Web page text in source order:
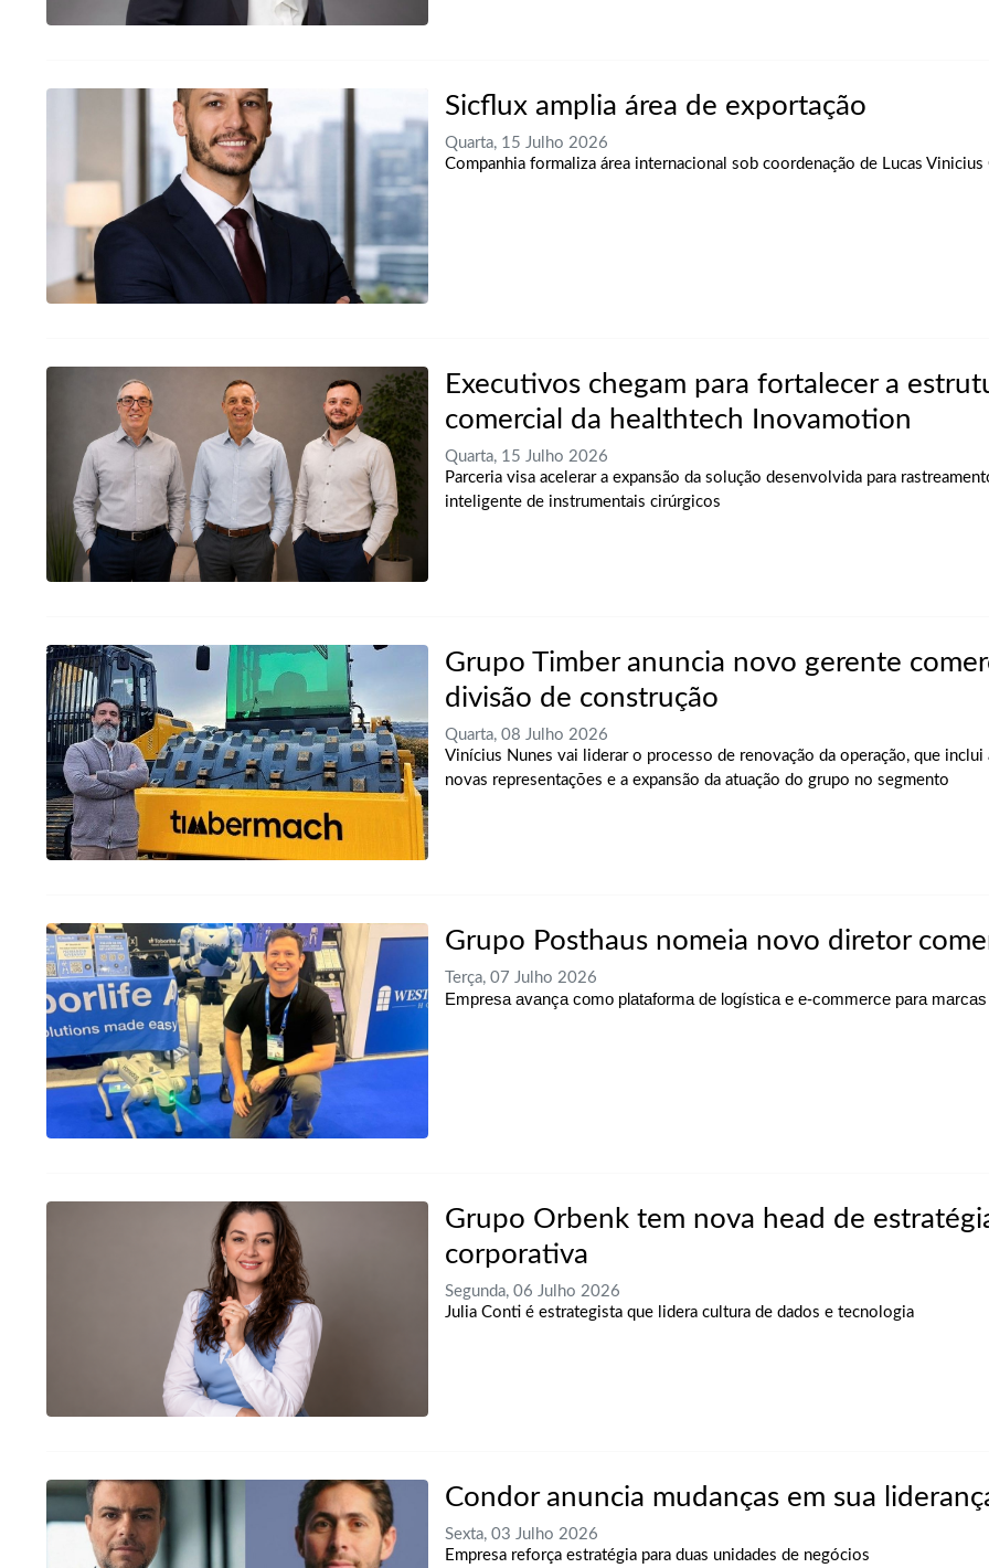
Sicflux amplia área de exportação
Quarta, 15 Julho 2026
Companhia formaliza área internacional sob coordenação de Lucas Vinicius
Executivos chegam para fortalecer a
comercial da healthtech Inovamotion
Quarta, 15 Julho 2026
Parceria visa acelerar a expansão da solução desenvolvida para
inteligente de instrumentais cirúrgicos
Grupo Timber anuncia novo gerente
divisão de construção
Quarta, 08 Julho 2026
Vinícius Nunes vai liderar o processo de renovação da operação, que inclui
novas representações e a expansão da atuação do grupo no segmento
Grupo Posthaus nomeia novo diretor
Terça, 07 Julho 2026
Empresa avança como plataforma de logística e e-commerce para
Grupo Orbenk tem nova head de
corporativa
Segunda, 06 Julho 2026
Julia Conti é estrategista que lidera cultura de dados e tecnologia
Condor anuncia mudanças em sua
Sexta, 03 Julho 2026
Empresa reforça estratégia para duas unidades de negócios